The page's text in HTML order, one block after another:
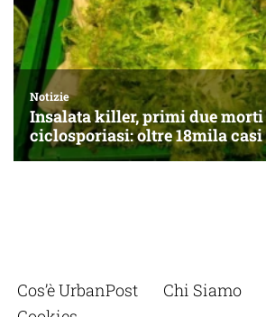
Cos’è UrbanPost Chi Siamo